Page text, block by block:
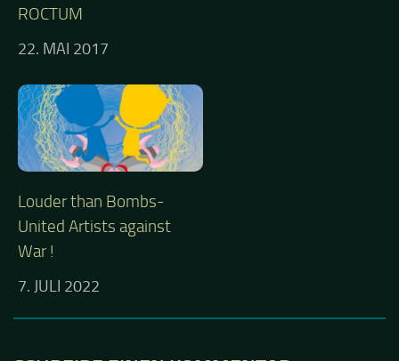
ROCTUM
22. MAI 2017
Louder than Bombs-
United Artists against
War !
7. JULI 2022